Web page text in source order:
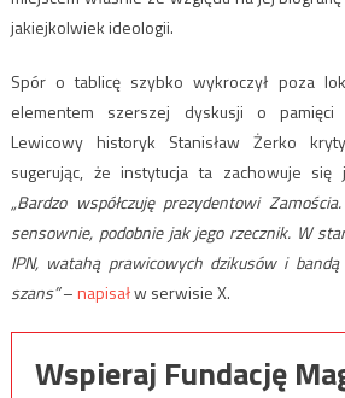
jakiejkolwiek ideologii.
Spór o tablicę szybko wykroczył poza
elementem szerszej dyskusji o
Lewicowy historyk Stanisław Żerko
sugerując, że instytucja ta zachowuje się
„Bardzo współczuję prezydentowi
sensownie, podobnie jak jego rzecznik. W
IPN, watahą prawicowych dzikusów i
szans”–napisałw serwisie X.
Wspieraj Fundację